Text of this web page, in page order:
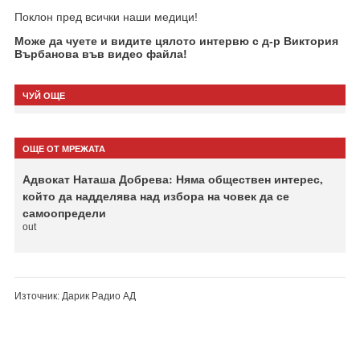
Поклон пред всички наши медици!
Може да чуете и видите цялото интервю с д-р Виктория
Върбанова във видео файла!
ЧУЙ ОЩЕ
ОЩЕ ОТ МРЕЖАТА
Адвокат Наташа Добрева: Няма обществен интерес,
който да надделява над избора на човек да се
самоопредели
out
Източник: Дарик Радио АД